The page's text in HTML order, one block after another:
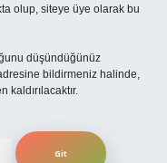
olup, siteye üye olarak bu
düşündüğünüz
bildirmeniz halinde,